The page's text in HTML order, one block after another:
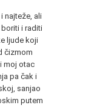
najteže, ali
i raditi
ljude koji
čizmom
moj otac
pa čak i
sanjao
putem